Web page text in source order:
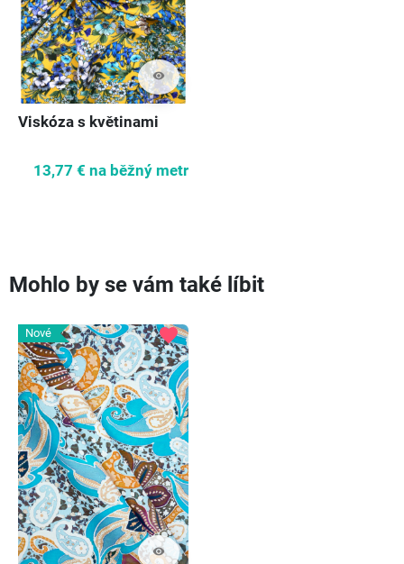
visibility
Viskóza s květinami
13,77 € na běžný metr
Mohlo by se vám také líbit
Nové
visibility
favorite